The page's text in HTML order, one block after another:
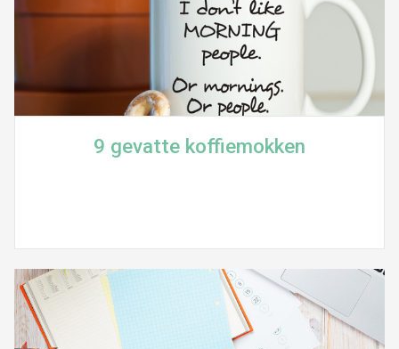
9 gevatte koffiemokken